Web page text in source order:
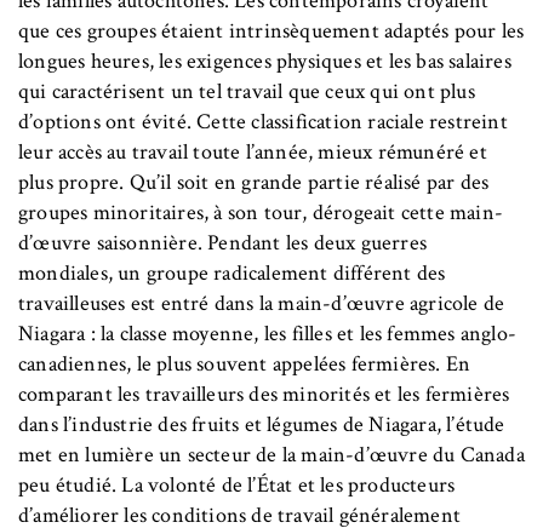
que ces groupes étaient intrinsèquement adaptés pour les
longues heures, les exigences physiques et les bas salaires
qui caractérisent un tel travail que ceux qui ont plus
d’options ont évité. Cette classification raciale restreint
leur accès au travail toute l’année, mieux rémunéré et
plus propre. Qu’il soit en grande partie réalisé par des
groupes minoritaires, à son tour, dérogeait cette main-
d’œuvre saisonnière. Pendant les deux guerres
mondiales, un groupe radicalement différent des
travailleuses est entré dans la main-d’œuvre agricole de
Niagara : la classe moyenne, les filles et les femmes anglo-
canadiennes, le plus souvent appelées fermières. En
comparant les travailleurs des minorités et les fermières
dans l’industrie des fruits et légumes de Niagara, l’étude
met en lumière un secteur de la main-d’œuvre du Canada
peu étudié. La volonté de l’État et les producteurs
d’améliorer les conditions de travail généralement